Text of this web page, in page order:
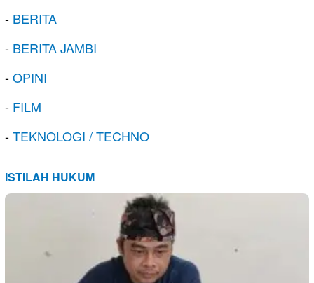
- BERITA
- BERITA JAMBI
-OPINI
- FILM
-TEKNOLOGI / TECHNO
ISTILAH HUKUM